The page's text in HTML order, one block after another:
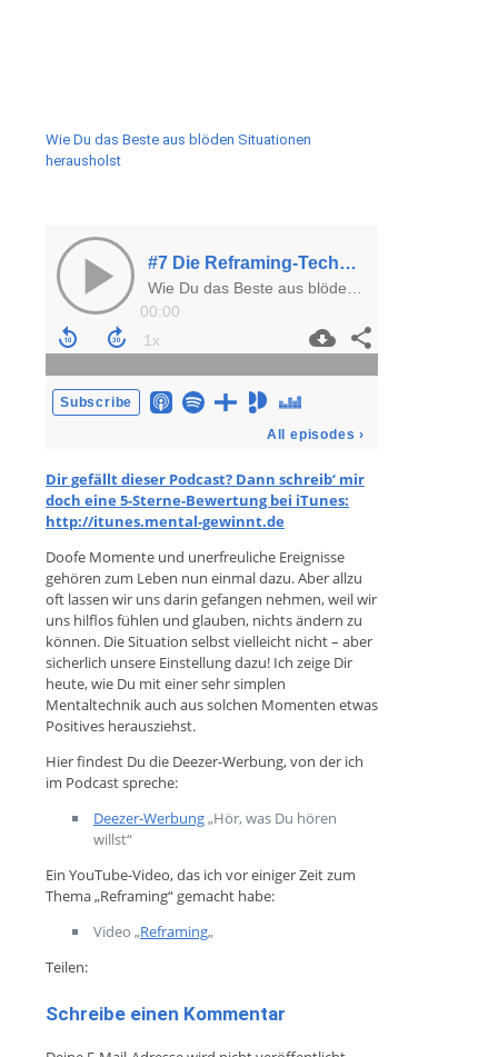
Wie Du das Beste aus blöden Situationen
herausholst
Dir gefällt dieser Podcast? Dann schreib‘ mir
doch eine 5-Sterne-Bewertung bei iTunes:
http://itunes.mental-gewinnt.de
Doofe Momente und unerfreuliche Ereignisse
gehören zum Leben nun einmal dazu. Aber allzu
oft lassen wir uns darin gefangen nehmen, weil wir
uns hilflos fühlen und glauben, nichts ändern zu
können. Die Situation selbst vielleicht nicht – aber
sicherlich unsere Einstellung dazu! Ich zeige Dir
heute, wie Du mit einer sehr simplen
Mentaltechnik auch aus solchen Momenten etwas
Positives herausziehst.
Hier findest Du die Deezer-Werbung, von der ich
im Podcast spreche:
Deezer-Werbung„Hör, was Du hören
willst“
Ein YouTube-Video, das ich vor einiger Zeit zum
Thema „Reframing“ gemacht habe:
Video „Reframing„
Teilen:
Schreibe einen Kommentar